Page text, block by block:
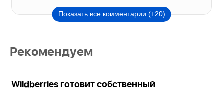
Показать все комментарии (+20)
Рекомендуем
Wildberries готовит собственный